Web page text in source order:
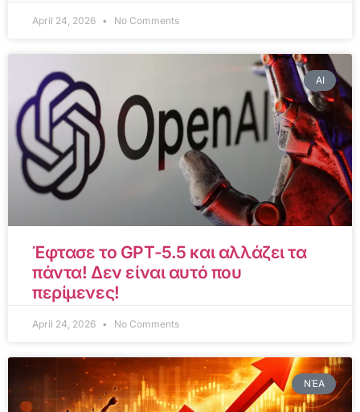
April 24, 2026 No Comments
AI
Έφτασε το GPT-5.5 και αλλάζει τα
πάντα! Δεν είναι αυτό που
περίμενες!
April 24, 2026 No Comments
ΝΈΑ